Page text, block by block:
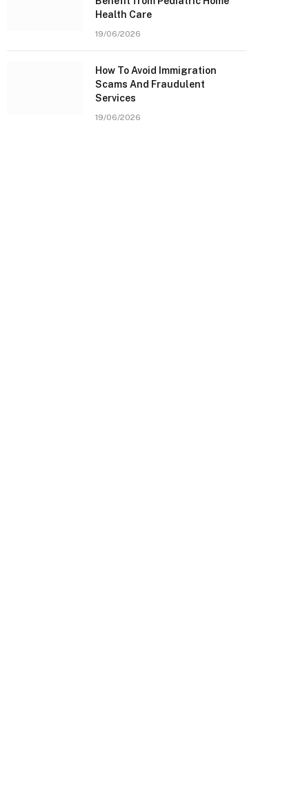
Health Care
19/06/2026
How To Avoid Immigration
Scams And Fraudulent
Services
19/06/2026